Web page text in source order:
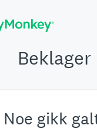
Beklager
Noe gikk